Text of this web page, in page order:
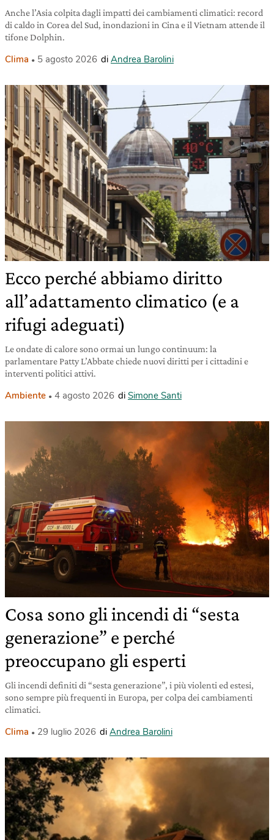
Anche l’Asia colpita dagli impatti dei cambiamenti climatici: record
di caldo in Corea del Sud, inondazioni in Cina e il Vietnam attende il
tifone Dolphin.
Clima 5 agosto 2026 di Andrea Barolini
Ecco perché abbiamo diritto
all’adattamento climatico (e a
rifugi adeguati)
Le ondate di calore sono ormai un lungo continuum: la
parlamentare Patty L’Abbate chiede nuovi diritti per i cittadini e
interventi politici attivi.
Ambiente 4 agosto 2026 di Simone Santi
Cosa sono gli incendi di “sesta
generazione” e perché
preoccupano gli esperti
Gli incendi definiti di “sesta generazione”, i più violenti ed estesi,
sono sempre più frequenti in Europa, per colpa dei cambiamenti
climatici.
Clima 29 luglio 2026 di Andrea Barolini